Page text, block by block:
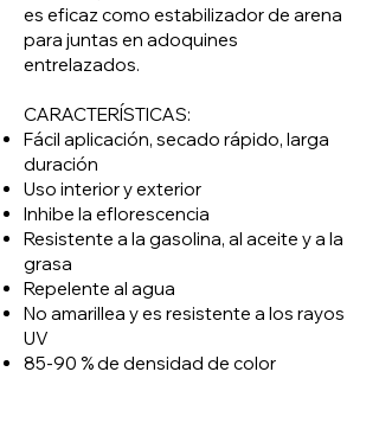
es eficaz como estabilizador de arena
para juntas en adoquines
entrelazados.
CARACTERÍSTICAS:
Fácil aplicación, secado rápido, larga
duración
Uso interior y exterior
Inhibe la eflorescencia
Resistente a la gasolina, al aceite y a la
grasa
Repelente al agua
No amarillea y es resistente a los rayos
UV
85-90 % de densidad de color